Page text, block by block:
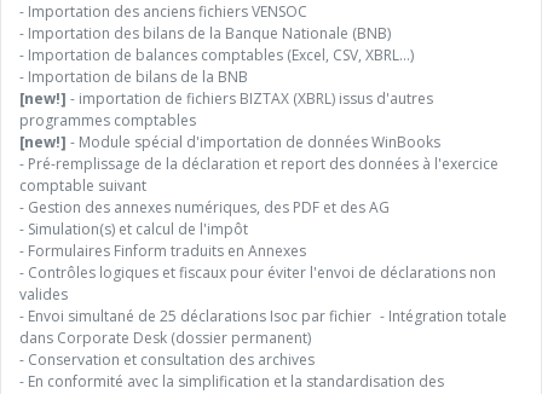
- Importation des anciens fichiers VENSOC
- Importation des bilans de la Banque Nationale (BNB)
- Importation de balances comptables (Excel, CSV, XBRL…)
- Importation de bilans de la BNB
[new!] - importation de fichiers BIZTAX (XBRL) issus d'autres
programmes comptables
[new!] - Module spécial d'importation de données WinBooks
- Pré-remplissage de la déclaration et report des données à l'exercice
comptable suivant
- Gestion des annexes numériques, des PDF et des AG
- Simulation(s) et calcul de l'impôt
- Formulaires Finform traduits en Annexes
- Contrôles logiques et fiscaux pour éviter l'envoi de déclarations non
valides
- Envoi simultané de 25 déclarations Isoc par fichier - Intégration totale
dans Corporate Desk (dossier permanent)
- Conservation et consultation des archives
- En conformité avec la simplification et la standardisation des